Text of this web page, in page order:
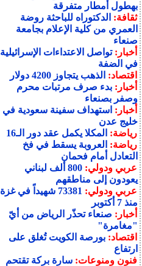
بهطول أمطار متفرقة
ثقافة: الدكتوراه للباحثة روضة
العمري من كلية الإعلام بجامعة
صنعاء
أخبار:تواصل الاعتداءات الإسرائيلية
في الضفة
اقتصاد: الذهب يتجاوز 4200 دولار
أخبار:بدء صرف مرتبات محرم
وصفر بصنعاء
أخبار: استهداف سفينة سعودية في
خليج عدن
رياضة: المكلا يكمل عقد دور الـ16
رياضة: العروبة يسقط في فخ
التعادل أمام فحمان
عربي ودولي:
800 ألف لبناني
يعودون إلى مناطقهم
عربي ودولي:
73381 شهيداً في غزة
منذ 7 أكتوبر
أخبار: صنعاء تحذّر الرياض من أيّ
"مغامرة"
اقتصاد:بورصة الكويت تُغلق على
ارتفاع
فنون ومنوعات:سارة بركة تقتحم